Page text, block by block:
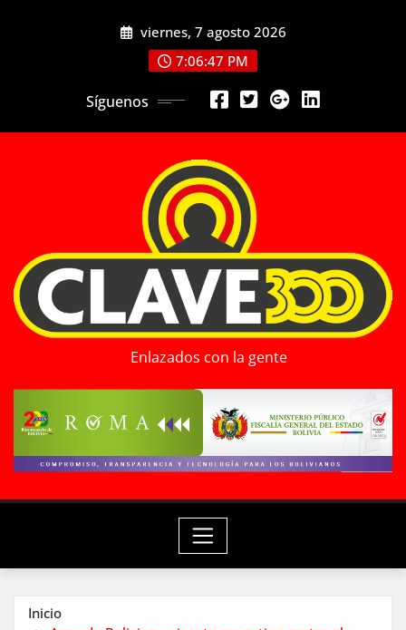
viernes, 7 agosto 2026
7:06:49 PM
Síguenos
Enlazados con la gente
Inicio